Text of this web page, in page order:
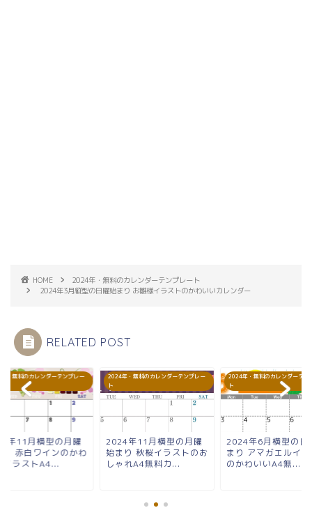
HOME
2024年・無料のカレンダーテンプレート
2024年3月縦型の日曜始まり お雛様イラストのかわいいカレンダー
RELATED POST
・無料のカレンダーテンプレー
年11月横型の月曜
り 赤白ワインのかわ
イラストA4...
2024年・無料のカレンダーテンプレー
ト
2024年11月横型の月曜
始まり 秋桜イラストのお
しゃれA4無料カ...
2024年・無料のカレンダーテン
ト
2024年6月横型の日
まり アマガエルイ
のかわいいA4無...